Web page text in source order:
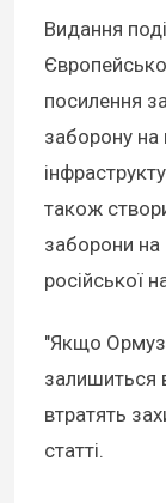
Видання
посилення
заборону на
також
заборони
російської
"Якщо
залишиться
втратять
статті.